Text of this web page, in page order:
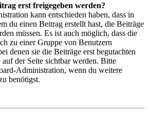
erst freigegeben werden?
kann entschieden haben, dass in
du einen Beitrag erstellt hast, die Beiträge
müssen. Es ist auch möglich, dass die
zu einer Gruppe von Benutzern
denen sie die Beiträge erst begutachten
auf der Seite sichtbar werden. Bitte
Administration, wenn du weitere
benötigst.